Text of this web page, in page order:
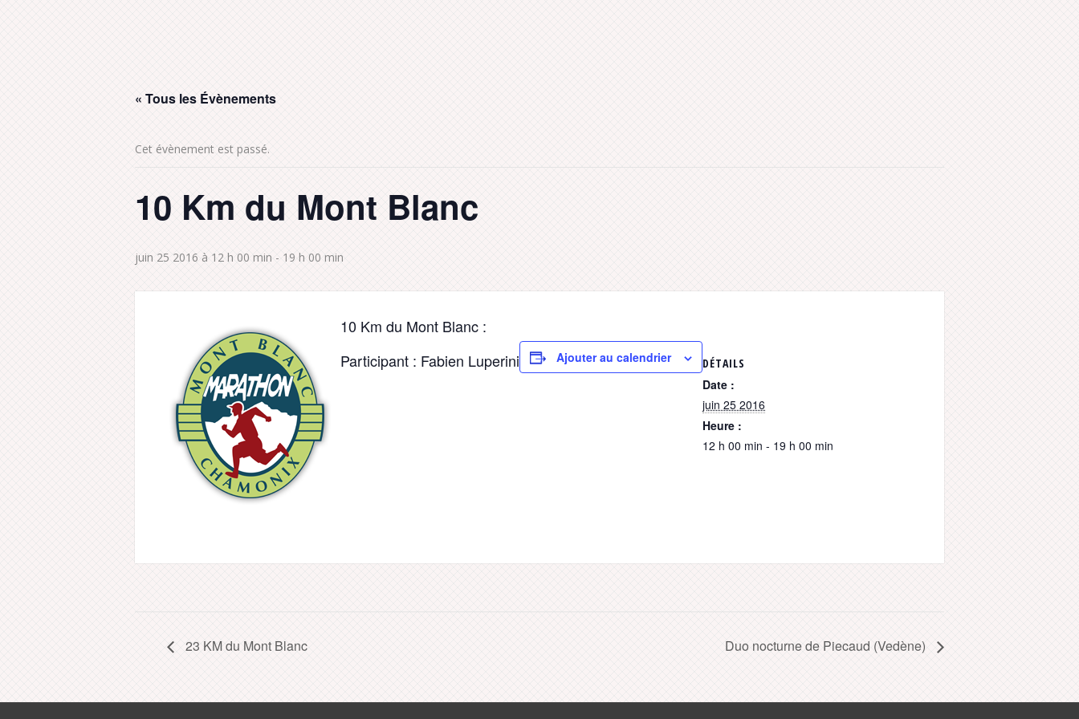
« Tous les Évènements
Cet évènement est passé.
10 Km du Mont Blanc
juin 25 2016 à 12 h 00 min - 19 h 00 min
10 Km du Mont Blanc :
Participant : Fabien Luperini
Ajouter au calendrier DÉTAILS
Date :
juin 25 2016
Heure :
12 h 00 min - 19 h 00 min
23 KM du Mont Blanc Duo nocturne de Piecaud (Vedène)